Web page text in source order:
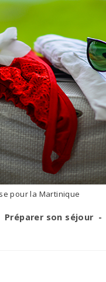
pour la Martinique
Préparer son séjour